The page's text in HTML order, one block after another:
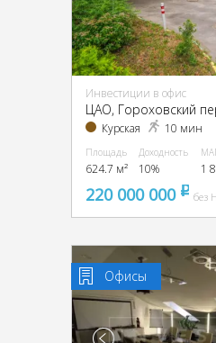
Инвестиции в офис
ЦАО, Гороховский
Курская 10 мин
Площадь
624.7 м²
Доходность
10% 1
220 000 000 pуб
без
Офисы